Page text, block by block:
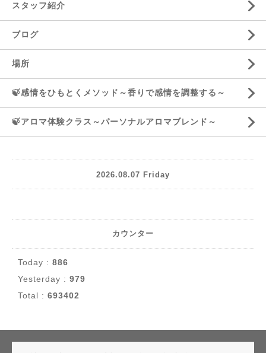
スタッフ紹介
ブログ
場所
🍃感情をひもとくメソッド～香りで感情を調整する～
🍃アロマ体験クラス～パーソナルアロマブレンド～
2026.08.07 Friday
カウンター
Today : 886
Yesterday : 979
Total : 693402